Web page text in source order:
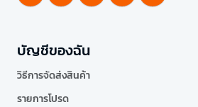
บัญชีของฉัน
วิธีการจัดส่งสินค้า
รายการโปรด